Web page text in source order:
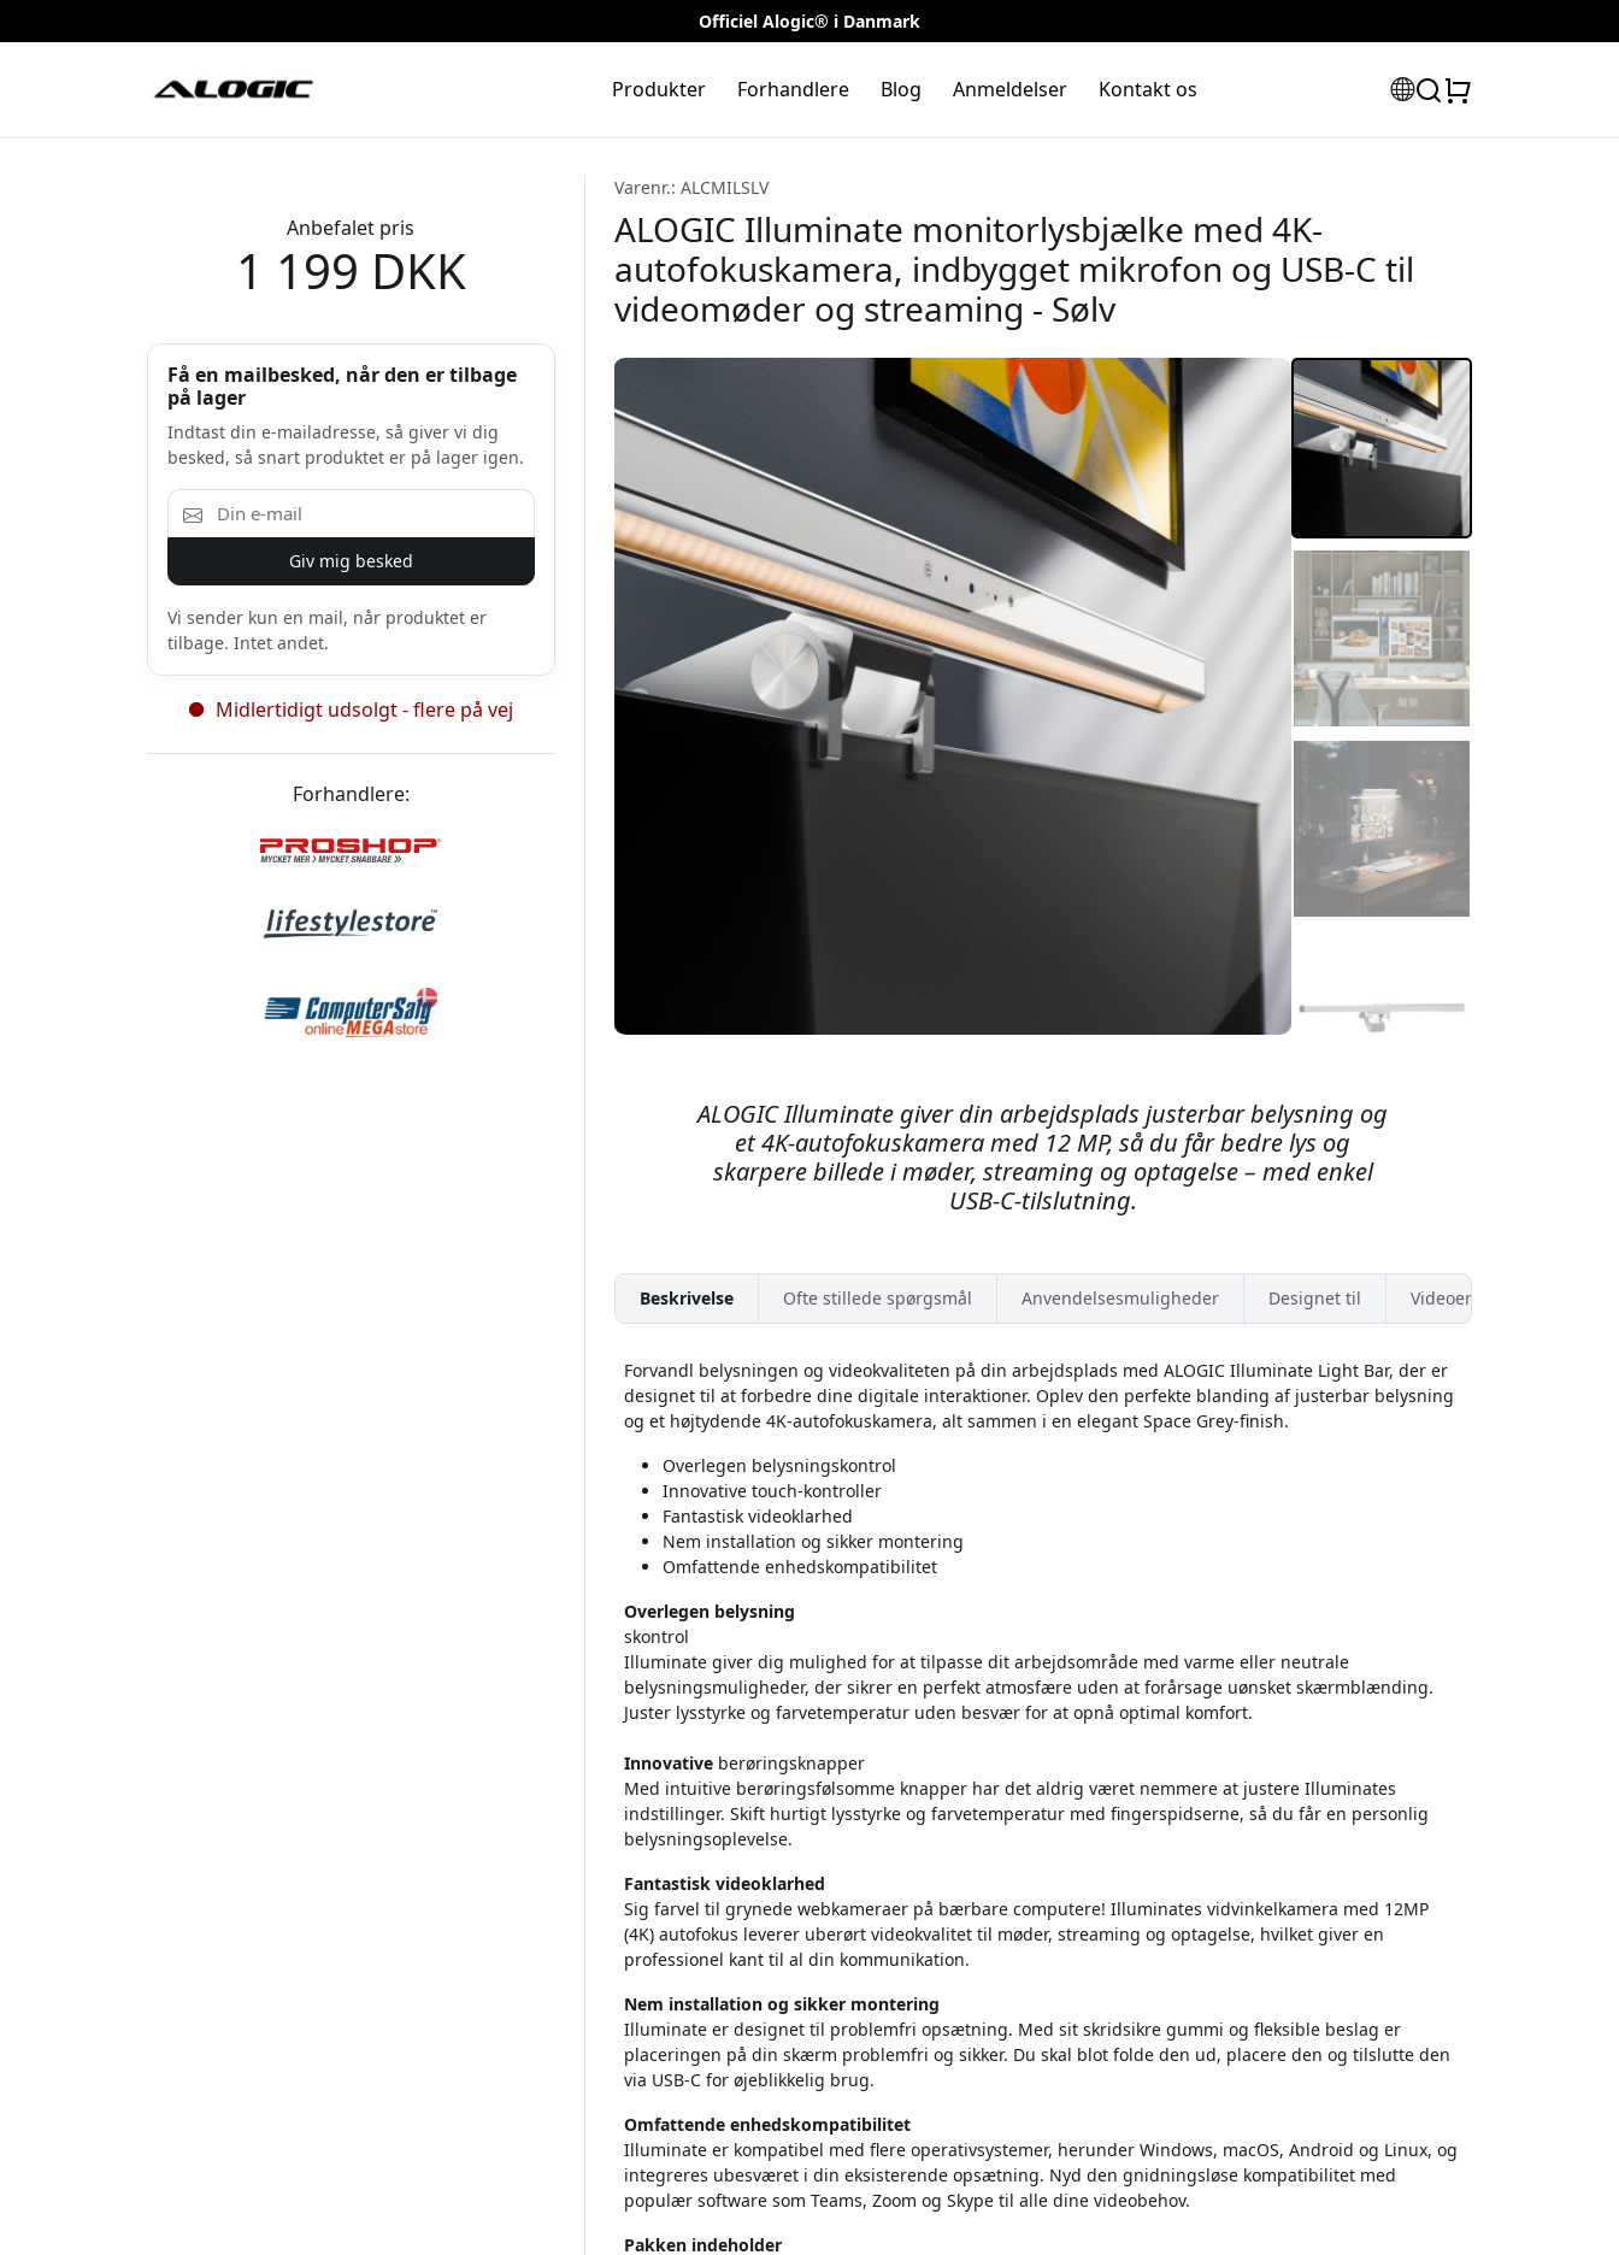
Officiel Alogic® i Danmark
Produkter Forhandlere Blog Anmeldelser Kontakt os
Varenr.: ALCMILSLV
ALOGIC Illuminate monitorlysbjælke med 4K-
autofokuskamera, indbygget mikrofon og USB-C til
videomøder og streaming - Sølv
ALOGIC Illuminate giver din arbejdsplads justerbar belysning og
et 4K-autofokuskamera med 12 MP, så du får bedre lys og
skarpere billede i møder, streaming og optagelse – med enkel
USB-C-tilslutning.
Beskrivelse Ofte stillede spørgsmål Anvendelsesmuligheder Designet til Videoer
Forvandl belysningen og videokvaliteten på din arbejdsplads med ALOGIC Illuminate Light Bar, der er
designet til at forbedre dine digitale interaktioner. Oplev den perfekte blanding af justerbar belysning
og et højtydende 4K-autofokuskamera, alt sammen i en elegant Space Grey-finish.
Overlegen belysningskontrol
Innovative touch-kontroller
Fantastisk videoklarhed
Nem installation og sikker montering
Omfattende enhedskompatibilitet
Overlegen belysning
skontrol
Illuminate giver dig mulighed for at tilpasse dit arbejdsområde med varme eller neutrale
belysningsmuligheder, der sikrer en perfekt atmosfære uden at forårsage uønsket skærmblænding.
Juster lysstyrke og farvetemperatur uden besvær for at opnå optimal komfort.
Innovativeberøringsknapper
Med intuitive berøringsfølsomme knapper har det aldrig været nemmere at justere Illuminates
indstillinger. Skift hurtigt lysstyrke og farvetemperatur med fingerspidserne, så du får en personlig
belysningsoplevelse.
Fantastisk videoklarhed
Sig farvel til grynede webkameraer på bærbare computere! Illuminates vidvinkelkamera med 12MP
(4K) autofokus leverer uberørt videokvalitet til møder, streaming og optagelse, hvilket giver en
professionel kant til al din kommunikation.
Nem installation og sikker montering
Illuminate er designet til problemfri opsætning. Med sit skridsikre gummi og fleksible beslag er
placeringen på din skærm problemfri og sikker. Du skal blot folde den ud, placere den og tilslutte den
via USB-C for øjeblikkelig brug.
Omfattende enhedskompatibilitet
Illuminate er kompatibel med flere operativsystemer, herunder Windows, macOS, Android og Linux, og
integreres ubesværet i din eksisterende opsætning. Nyd den gnidningsløse kompatibilitet med
populær software som Teams, Zoom og Skype til alle dine videobehov.
Pakken indeholder
Anbefalet pris
1 199 DKK
Få en mailbesked, når den er tilbage
på lager
Indtast din e-mailadresse, så giver vi dig
besked, så snart produktet er på lager igen.
Giv mig besked
Vi sender kun en mail, når produktet er
tilbage. Intet andet.
Midlertidigt udsolgt - flere på vej
Forhandlere: